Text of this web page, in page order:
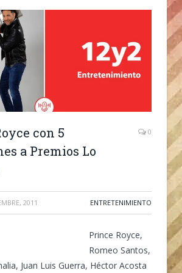
con 5
a Premios Lo
0
2011 ENTRETENIMIENTO
Prince Royce,
Romeo Santos,
Juan Luis Guerra, Héctor Acosta